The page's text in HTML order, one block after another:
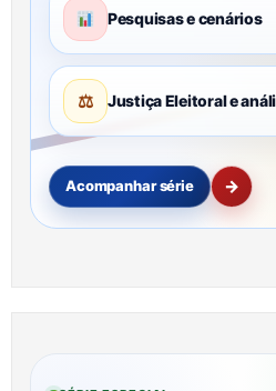
Pesquisas e cenários
⚖ Justiça Eleitoral e
Acompanhar série →